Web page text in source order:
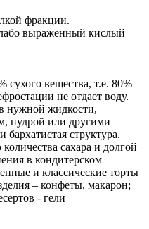
фракции.
выраженный кислый
сухого вещества, т.е. 80%
не отдает воду.
нужной жидкости,
пудрой или другими
структура.
сахара и долгой
в кондитерском
и классические торты
– конфеты, макарон;
- гели